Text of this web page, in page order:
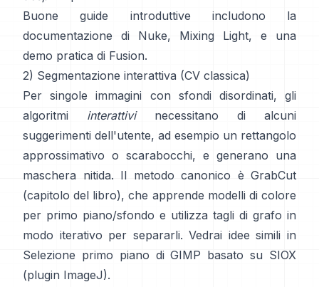
Buone guide introduttive includono la
documentazione di Nuke, Mixing Light, e una
demo pratica di Fusion.
2) Segmentazione interattiva (CV classica)
Per singole immagini con sfondi disordinati, gli
algoritmi interattivinecessitano di alcuni
suggerimenti dell'utente, ad esempio un rettangolo
approssimativo o scarabocchi, e generano una
maschera nitida. Il metodo canonico è GrabCut
(capitolo del libro), che apprende modelli di colore
per primo piano/sfondo e utilizza tagli di grafo in
modo iterativo per separarli. Vedrai idee simili in
Selezione primo piano di GIMP basato su SIOX
(plugin ImageJ).